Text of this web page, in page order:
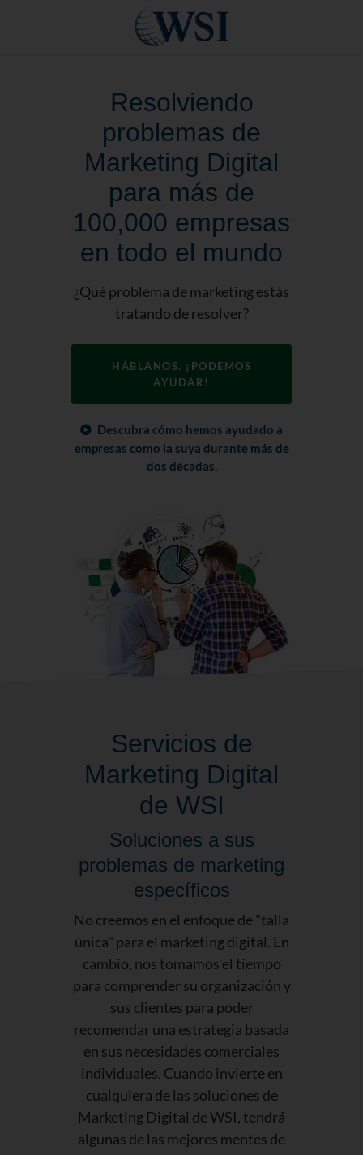
Resolviendo
problemas de
Marketing Digital
para más de
100,000 empresas
en todo el mundo
¿Qué problema de marketing estás
tratando de resolver?
HÁBLANOS. ¡PODEMOS
AYUDAR!
Descubra cómo hemos ayudado a
empresas como la suya durante más de
dos décadas.
Servicios de
Marketing Digital
de WSI
Soluciones a sus
problemas de marketing
específicos
No creemos en el enfoque de "talla
única" para el marketing digital. En
cambio, nos tomamos el tiempo
para comprender su organización y
sus clientes para poder
recomendar una estrategia basada
en sus necesidades comerciales
individuales. Cuando invierte en
cualquiera de las soluciones de
Marketing Digital de WSI, tendrá
algunas de las mejores mentes de